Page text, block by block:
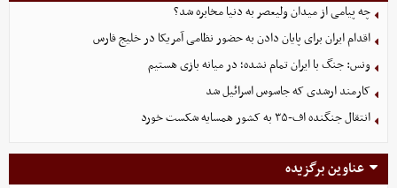
چه پیامی از میدان ولیعصر به دنیا مخابره شد؟
اقدام ایران برای پایان دادن به حضور نظامی آمریکا در خلیج فارس
ونس: جنگ با ایران تمام نشده؛ در میانه بازی هستیم
کارمند ارشدی که جاسوس اسرائیل شد
انتقال جنگنده اف-۳۵ به کشور همسایه شکست خورد
عناوین برگزیده